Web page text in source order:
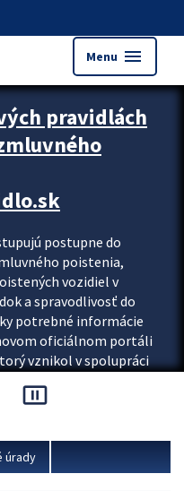
Menu menu
pravidlách
postupne do
poistenia,
vozidiel v
a spravodlivosť do
potrebné informácie
oficiálnom portáli
vznikol v spolupráci
vnútra SR.
pause_presentation
úrady